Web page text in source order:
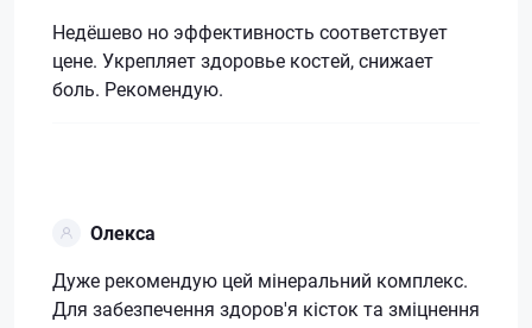
Недёшево но эффективность соответствует
цене. Укрепляет здоровье костей, снижает
боль. Рекомендую.
Олекса
Дуже рекомендую цей мінеральний комплекс.
Для забезпечення здоров'я кісток та зміцнення